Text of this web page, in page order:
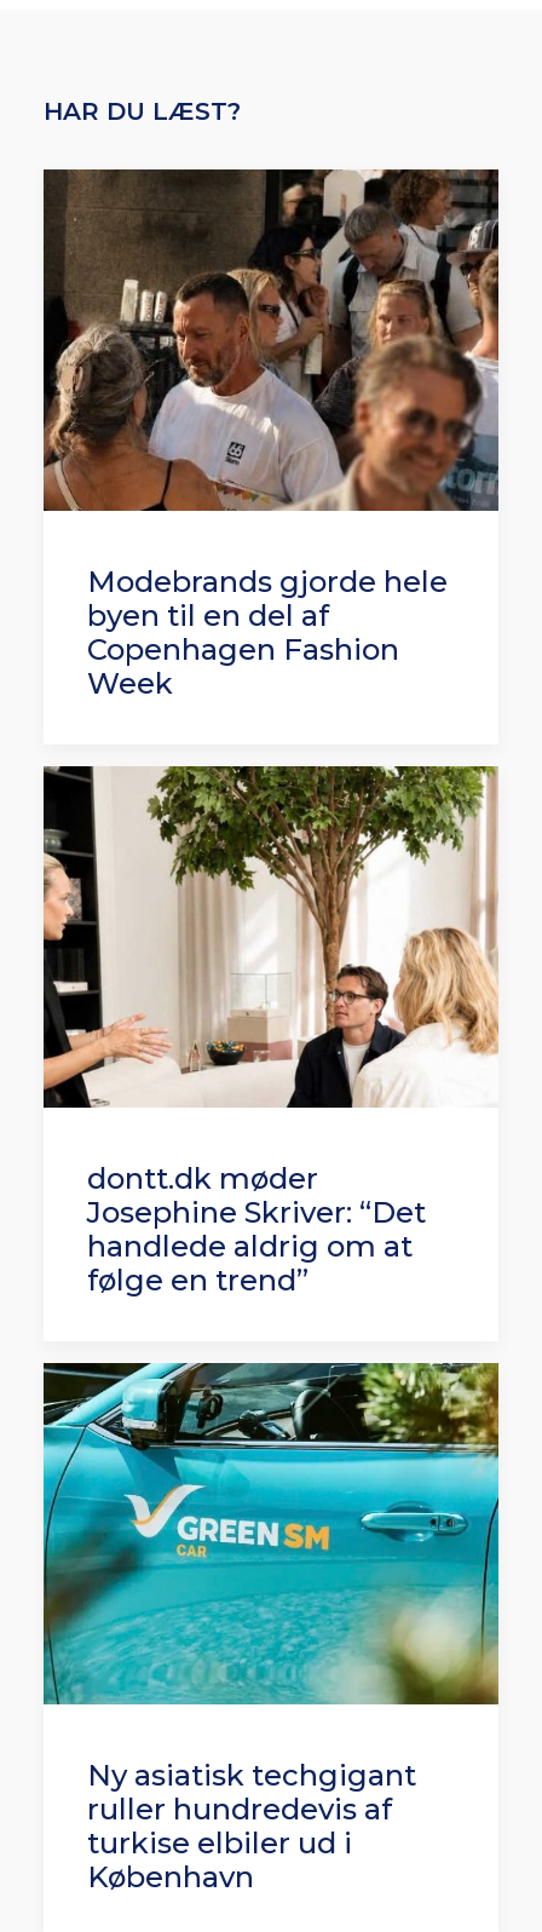
HAR DU LÆST?
Modebrands gjorde hele
byen til en del af
Copenhagen Fashion
Week
dontt.dk møder
Josephine Skriver: “Det
handlede aldrig om at
følge en trend”
Ny asiatisk techgigant
ruller hundredevis af
turkise elbiler ud i
København